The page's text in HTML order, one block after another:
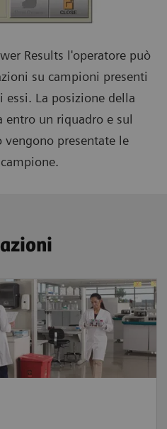
Results l'operatore può
su campioni presenti
essi. La posizione della
entro un riquadro e sul
presentate le